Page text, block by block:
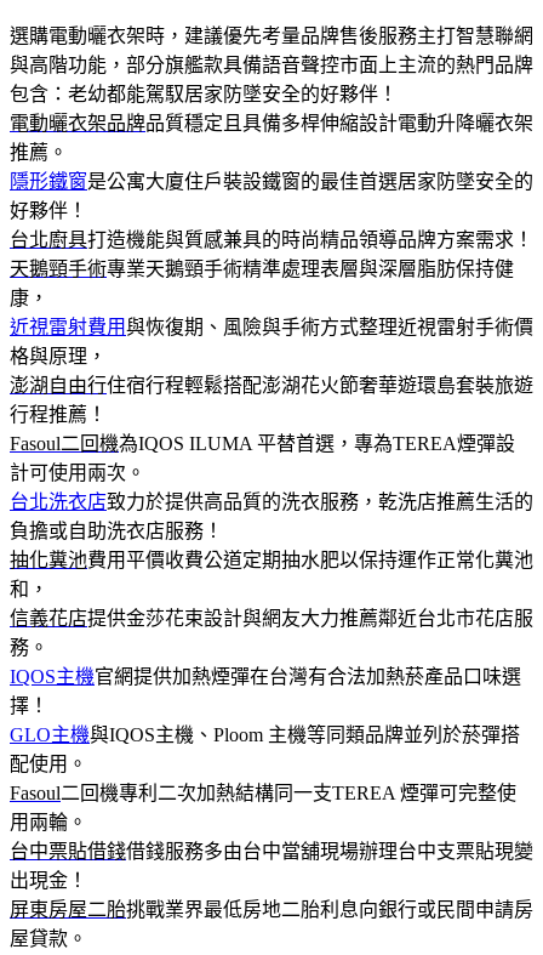
選購電動曬衣架時，建議優先考量品牌售後服務主打智慧聯網
與高階功能，部分旗艦款具備語音聲控市面上主流的熱門品牌
包含：老幼都能駕馭居家防墜安全的好夥伴！
電動曬衣架品牌品質穩定且具備多桿伸縮設計電動升降曬衣架
推薦。
隱形鐵窗是公寓大廈住戶裝設鐵窗的最佳首選居家防墜安全的
好夥伴！
台北廚具打造機能與質感兼具的時尚精品領導品牌方案需求！
天鵝頸手術專業天鵝頸手術精準處理表層與深層脂肪保持健
康，
近視雷射費用與恢復期、風險與手術方式整理近視雷射手術價
格與原理，
澎湖自由行住宿行程輕鬆搭配澎湖花火節奢華遊環島套裝旅遊
行程推薦！
Fasoul二回機為IQOS ILUMA 平替首選，專為TEREA煙彈設
計可使用兩次。
台北洗衣店致力於提供高品質的洗衣服務，乾洗店推薦生活的
負擔或自助洗衣店服務！
抽化糞池費用平價收費公道定期抽水肥以保持運作正常化糞池
和，
信義花店提供金莎花束設計與網友大力推薦鄰近台北市花店服
務。
IQOS主機官網提供加熱煙彈在台灣有合法加熱菸產品口味選
擇！
GLO主機與IQOS主機、Ploom 主機等同類品牌並列於菸彈搭
配使用。
Fasoul二回機專利二次加熱結構同一支TEREA 煙彈可完整使
用兩輪。
台中票貼借錢借錢服務多由台中當舖現場辦理台中支票貼現變
出現金！
屏東房屋二胎挑戰業界最低房地二胎利息向銀行或民間申請房
屋貸款。